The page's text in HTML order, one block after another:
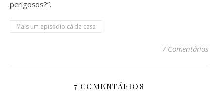
perigosos?”.
Mais um episódio cá de casa
7 Comentários
7 COMENTÁRIOS